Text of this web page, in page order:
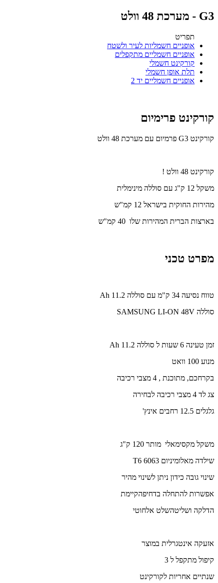
G3 - מערכת 48 וולט
תפריט
אופניים חשמליות לעיר ולשטח
אופניים חשמליים מתקפלים
קורקינט חשמלי
תלת אופן חשמלי
אופניים חשמליים יד 2
קורקינט פרימיום
קורקינט G3 פרמיום עם מערכת 48 וולט
קורקינט 48 וולט !
משקל 12 ק"ג עם סוללה מינימלית
מהירות החוקית בישראל 12 קמ"ש
בארצות הברית המהירות שלו 40 קמ"ש
מפרט טכני
טווח נסיעה 34 ק"מ עם סוללה 11.2 Ah
סוללה SAMSUNG LI-ON 48V
זמן טעינה 6 שעות ל סוללה 11.2 Ah
מנוע 100 וואט
בקרחכם, מתוכנת , 4 מצבי רכיבה
צג לד 4 מצבי רכיבה לבחירה
גלגלים 12.5 רחבים אינץ'
משקל מקסימאלי מותר 120 ק"ג
שילדה מאלומיניום 6063 T6
שינוי גובה כידון ניתן לשינוי מהיר
אפשרות להתחלה בדחיפהקיימת
הדלקה ושליטהשלט אלחוטי
אזעקה אינטגרלית במוצר
קיפול מתקפל ל 3
שנתיים אחריות לקורקינט